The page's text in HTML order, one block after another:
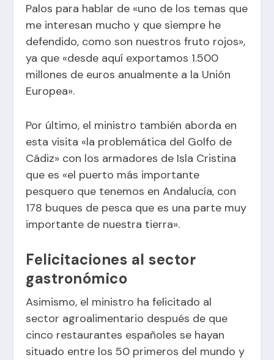
Palos para hablar de «uno de los temas que
me interesan mucho y que siempre he
defendido, como son nuestros fruto rojos»,
ya que «desde aquí exportamos 1.500
millones de euros anualmente a la Unión
Europea».
Por último, el ministro también aborda en
esta visita «la problemática del Golfo de
Cádiz» con los armadores de Isla Cristina
que es «el puerto más importante
pesquero que tenemos en Andalucía, con
178 buques de pesca que es una parte muy
importante de nuestra tierra».
Felicitaciones al sector
gastronómico
Asimismo, el ministro ha felicitado al
sector agroalimentario después de que
cinco restaurantes españoles se hayan
situado entre los 50 primeros del mundo y